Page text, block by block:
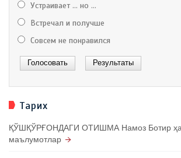
Устраивает ... но ...
Встречал и получше
Совсем не понравился
Тарих
ҚЎШҚЎРҒОНДАГИ ОТИШМА Намоз Ботир
маълумотлар